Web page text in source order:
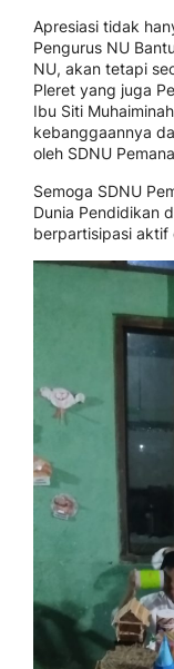
Apresiasi tidak
Pengurus NU
NU, akan tetapi
Pleret yang juga
Ibu Siti
kebanggaannya
oleh SDNU
Semoga SDNU
Dunia Pendidikan
berpartisipasi aktif